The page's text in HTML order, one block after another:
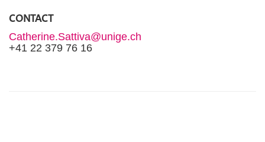
CONTACT
Catherine.Sattiva@unige.ch
+41 22 379 76 16